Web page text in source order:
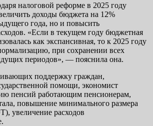
налоговой реформе в 2025 году
доходы бюджета на 12%
года, но и повысить
«Если в текущем году бюджетная
как экспансивная, то к 2025 году
при сохранении всех
периодов», — пояснила она.
поддержку граждан,
помощи, экономист
пенсий работающим пенсионерам,
повышение минимального размера
увеличение расходов